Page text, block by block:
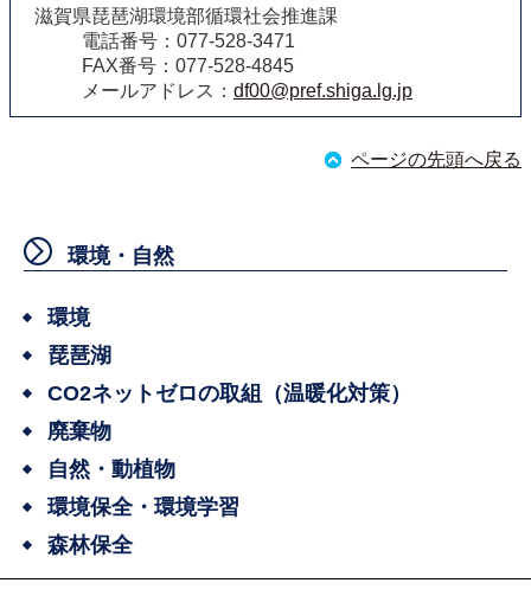
滋賀県琵琶湖環境部循環社会推進課
電話番号：077-528-3471
FAX番号：077-528-4845
メールアドレス： df00@pref.shiga.lg.jp
ページの先頭へ戻る
環境・自然
環境
琵琶湖
CO2ネットゼロの取組（温暖化対策）
廃棄物
自然・動植物
環境保全・環境学習
森林保全